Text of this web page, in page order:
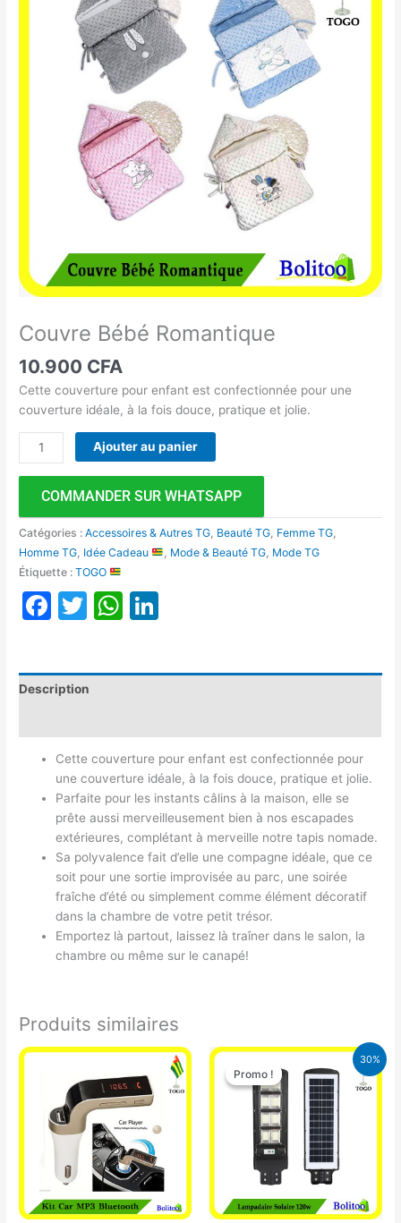
Couvre Bébé Romantique
10.900 CFA
Cette couverture pour enfant est confectionnée pour une
couverture idéale, à la fois douce, pratique et jolie.
Romantique
Ajouter au panier
COMMANDER SUR WHATSAPP
Catégories :Accessoires & Autres TG Beauté TG Femme TG
Homme TG Idée Cadeau Mode & Beauté TG Mode TG
Étiquette :TOGO
Facebook
TwitterWhatsApp
Description
Cette couverture pour enfant est confectionnée pour
une couverture idéale, à la fois douce, pratique et jolie.
Parfaite pour les instants câlins à la maison, elle se
prête aussi merveilleusement bien à nos escapades
extérieures, complétant à merveille notre tapis nomade.
Sa polyvalence fait d’elle une compagne idéale, que ce
soit pour une sortie improvisée au parc, une soirée
fraîche d’été ou simplement comme élément décoratif
dans la chambre de votre petit trésor.
Emportez là partout, laissez là traîner dans le salon, la
chambre ou même sur le canapé!
Produits similaires
30%
Promo !
Promo !
Le
prix
initial
était :
50.000 CFA.
Le
prix
actuel
est :
35.000